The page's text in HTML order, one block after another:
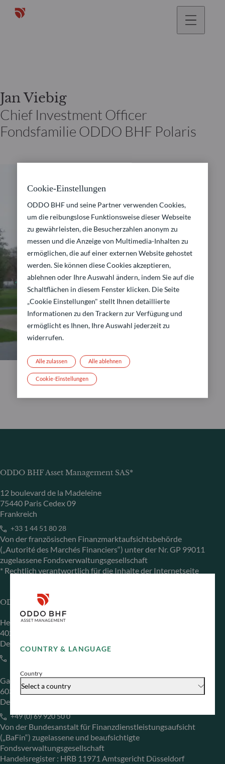
COUNTRY & LANGUAGE
Country
Select a country
Jan Viebig
Chief Investment Officer
Fondsfamilie ODDO BHF Polaris
ODDO BHF Asset Management SAS*
12 boulevard de la Madeleine
75440 Paris Cedex 09
Frankreich
+33 1 44 51 80 28
Von der französischen Finanzmarktaufsichtsbehörde
(„Autorité des Marchés Financiers“) unter der Nr. GP 99011
zugelassene Fondsverwaltungsgesellschaft
* Rechtlich verantwortlich für die Inhalte der Internetseite
ODDO BHF Asset Management GmbH
Herzogstraße 15
40217 Düsseldorf
Deutschland
Gallusanlage 8
60329 Frankfurt am Main
Deutschland
+49 (0) 69 920 50 0
Von der Bundesanstalt für Finanzdienstleistungsaufsicht
(„BaFin“) zugelassene und beaufsichtigte
Fondsverwaltungsgesellschaft
Handelsregister : HRB 11971 Amtsgericht Düsseldorf
Cookie-Einstellungen
ODDO BHF und seine Partner verwenden Cookies,
um die reibungslose Funktionsweise dieser Webseite
zu gewährleisten, die Besucherzahlen anonym zu
messen und die Anzeige von Multimedia-Inhalten zu
ermöglichen, die auf einer externen Website gehostet
werden. Sie können diese Cookies akzeptieren,
ablehnen oder Ihre Auswahl ändern, indem Sie auf die
Schaltflächen in diesem Fenster klicken. Die Seite
„Cookie Einstellungen" stellt Ihnen detaillierte
Informationen zu den Trackern zur Verfügung und
ermöglicht es Ihnen, Ihre Auswahl jederzeit zu
widerrufen.
Alle ablehnen
Alle zulassen
Cookie-Einstellungen